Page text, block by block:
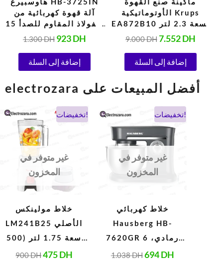
آلة قهوة كهربائية من
الفولاذ المقاوم للصدأ 15
بار (850-1000 واط،
1.300DH 923DH
إضافة إلى السلة
الأوتوماتيكية Krups
EA872B10 بسعة 2.3 لتر
مع شاشة تعمل باللمس
واط
9.000DH7.552DH
إضافة إلى السلة
electrozara أفضل المبيعات على
تخفيضات!
غير متوفر في
المخزون
خلاط مولينكس
LM241B25 الأصلي
سعة 1.75 لتر (500
واط، 220 فولت،
900DH
السعر
الأصلي
هو:
475DH
السعر
الحالي
تخفيضات!
غير متوفر في
المخزون
خلاط كهربائي
Hausberg HB-
7620GR رمادي، 6
سرعات، 5 لترات
1.038DH
السعر
الأصلي
هو:
1.038 DH.
694DH
السعر
الحالي
هو: